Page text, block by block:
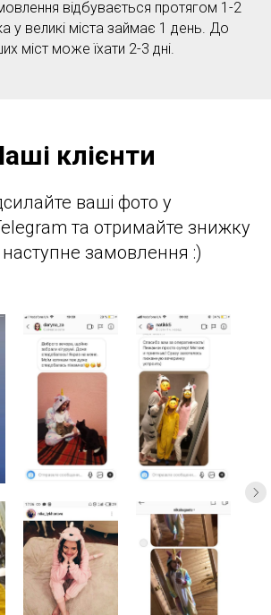
відбувається протягом 1-2
у великі міста займає 1 день. До
міст може їхати 2-3 дні.
клієнти
ваші фото у
та отримайте знижку
наступне замовлення :)